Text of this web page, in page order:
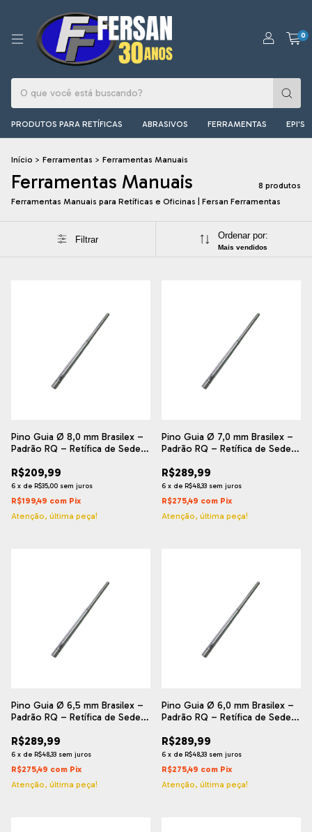
0
PRODUTOS PARA RETÍFICAS ABRASIVOS FERRAMENTAS EPI'S
Início > Ferramentas > Ferramentas Manuais
Ferramentas Manuais
8 produtos
Ferramentas Manuais para Retíficas e Oficinas | Fersan Ferramentas
Filtrar Ordenar por:
Mais vendidos
Pino Guia Ø 8,0 mm Brasilex –
Padrão RQ – Retífica de Sede
R$209,99
6 x de R$35,00 sem juros
R$199,49 com Pix
Atenção, última peça!
Pino Guia Ø 7,0 mm Brasilex –
Padrão RQ – Retífica de Sede
R$289,99
6 x de R$48,33 sem juros
R$275,49 com Pix
Atenção, última peça!
Pino Guia Ø 6,5 mm Brasilex –
Padrão RQ – Retífica de Sede
R$289,99
6 x de R$48,33 sem juros
R$275,49 com Pix
Atenção, última peça!
Pino Guia Ø 6,0 mm Brasilex –
Padrão RQ – Retífica de Sede
R$289,99
6 x de R$48,33 sem juros
R$275,49 com Pix
Atenção, última peça!